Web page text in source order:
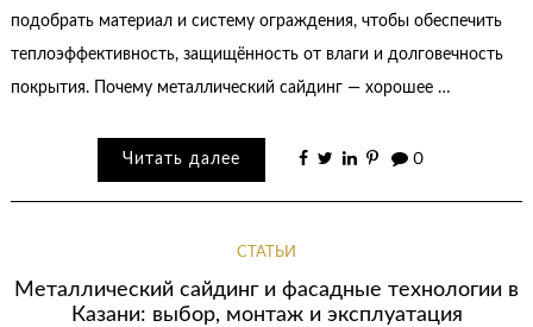
подобрать материал и систему ограждения, чтобы обеспечить
теплоэффективность, защищённость от влаги и долговечность
покрытия. Почему металлический сайдинг — хорошее …
Читать далее 0
СТАТЬИ
Металлический сайдинг и фасадные технологии в
Казани: выбор, монтаж и эксплуатация